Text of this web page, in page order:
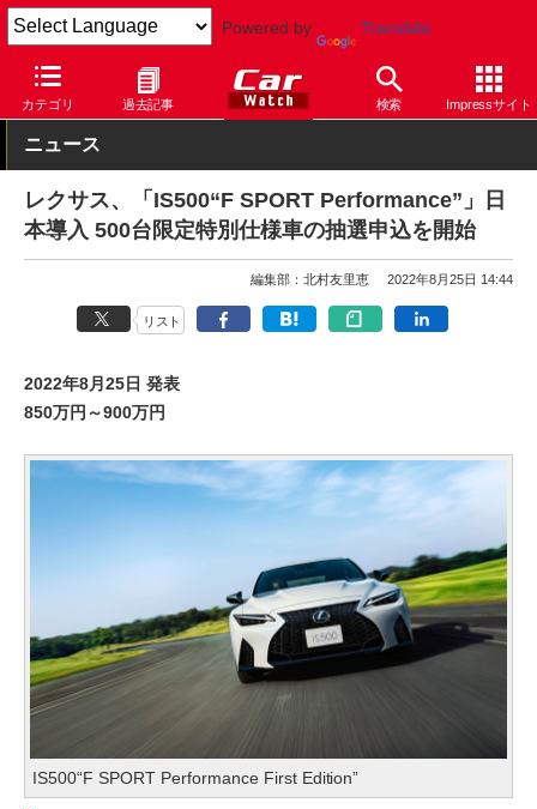
Powered by Translate
カテゴリ 過去記事 検索 Impressサイト
Car Watch 自動車 レクサス IS
ニュース
レクサス、「IS500“F SPORT Performance”」日
本導入 500台限定特別仕様車の抽選申込を開始
編集部：北村友里恵 2022年8月25日 14:44
リスト
2022年8月25日 発表
850万円～900万円
IS500“F SPORT Performance First Edition”